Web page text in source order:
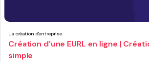
La création d'entreprise
Création d'une EURL en ligne |
simple